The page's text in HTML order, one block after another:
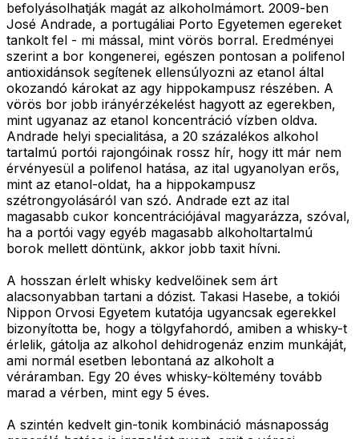
befolyásolhatják magát az alkoholmámort. 2009-ben
José Andrade, a portugáliai Porto Egyetemen egereket
tankolt fel - mi mással, mint vörös borral. Eredményei
szerint a bor kongenerei, egészen pontosan a polifenol
antioxidánsok segítenek ellensúlyozni az etanol által
okozandó károkat az agy hippokampusz részében. A
vörös bor jobb irányérzékelést hagyott az egerekben,
mint ugyanaz az etanol koncentráció vízben oldva.
Andrade helyi specialitása, a 20 százalékos alkohol
tartalmú portói rajongóinak rossz hír, hogy itt már nem
érvényesül a polifenol hatása, az ital ugyanolyan erős,
mint az etanol-oldat, ha a hippokampusz
szétrongyolásáról van szó. Andrade ezt az ital
magasabb cukor koncentrációjával magyarázza, szóval,
ha a portói vagy egyéb magasabb alkoholtartalmú
borok mellett döntünk, akkor jobb taxit hívni.
A hosszan érlelt whisky kedvelőinek sem árt
alacsonyabban tartani a dózist. Takasi Hasebe, a tokiói
Nippon Orvosi Egyetem kutatója ugyancsak egerekkel
bizonyította be, hogy a tölgyfahordó, amiben a whisky-t
érlelik, gátolja az alkohol dehidrogenáz enzim munkáját,
ami normál esetben lebontaná az alkoholt a
véráramban. Egy 20 éves whisky-költemény tovább
marad a vérben, mint egy 5 éves.
A szintén kedvelt gin-tonik kombináció másnaposság